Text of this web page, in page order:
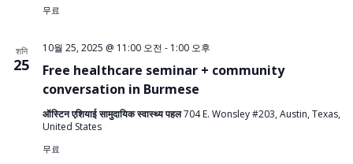
무료
शनि
25
Free healthcare seminar + community
conversation in Burmese
10월 25, 2025 @ 11:00 오전 - 1:00 오후
ऑस्टिन एशियाई सामुदायिक स्वास्थ्य पहल704 E. Wonsley #203, Austin, Texas,
United States
무료